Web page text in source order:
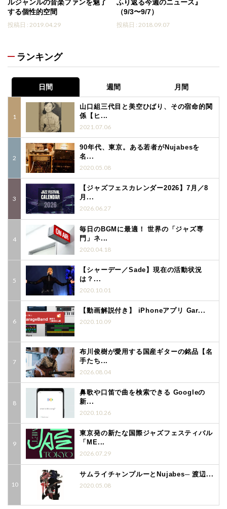
ルジャンルの音楽ファンを魅了
する個性的空間
投稿日 : 2019.04.29
ふり返る今週のニュース』
（9/3〜9/7）
投稿日 : 2018.09.07
ランキング
日間 週間 月間
山口組三代目と美空ひばり、その宿命的関
係【ヒ...
2021.07.06
90年代、東京。ある若者がNujabesを
名...
2020.05.08
【ジャズフェスカレンダー2026】7月／8
月...
2026.06.27
毎日のBGMに最適！ 世界の「ジャズ専
門」ネ...
2020.04.18
【シャーデー／Sade】現在の活動状況
は？...
2020.10.01
【動画解説付き】 iPhoneアプリ Gar...
2020.10.09
布川俊樹が愛用する国産ギターの銘品【名
手たち...
2026.08.04
鼻歌や口笛で曲を検索できる Googleの
新...
2020.10.26
東京発の新たな国際ジャズフェスティバル
「ME...
2026.07.29
サムライチャンプルーとNujabes─ 渡辺...
2020.05.08